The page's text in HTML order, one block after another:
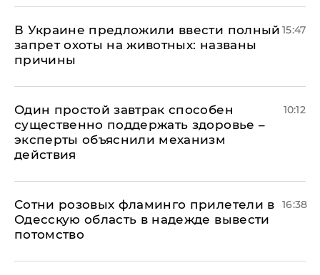
В Украине предложили ввести полный
запрет охоты на животных: названы
причины
15:47
Один простой завтрак способен
существенно поддержать здоровье –
эксперты объяснили механизм
действия
10:12
Сотни розовых фламинго прилетели в
Одесскую область в надежде вывести
потомство
16:38